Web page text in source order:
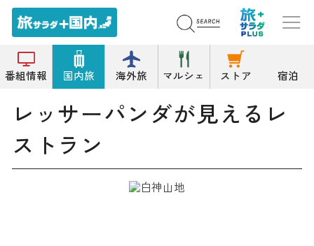
番組情報 国内旅 海外旅 マルシェ ストア 宿泊
トップ レストラン レッサーパンダが見えるレストラン
レッサーパンダが見えるレ
ストラン